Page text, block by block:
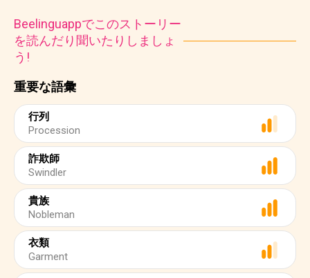
重要な語彙
行列
Procession
詐欺師
Swindler
貴族
Nobleman
衣類
Garment
Beelinguappでこのストーリー
を読んだり聞いたりしましょ
う!